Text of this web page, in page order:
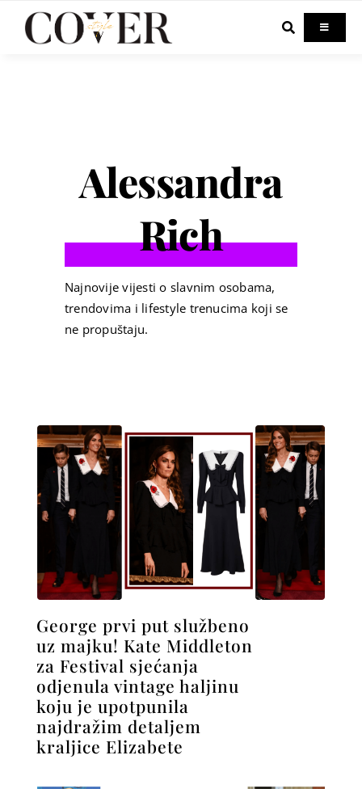
Toggle
Out & About
Alessandra
Rich
Najnovije vijesti o slavnim osobama,
trendovima i lifestyle trenucima koji se
ne propuštaju.
George prvi put službeno
uz majku! Kate Middleton
za Festival sjećanja
odjenula vintage haljinu
koju je upotpunila
najdražim detaljem
kraljice Elizabete